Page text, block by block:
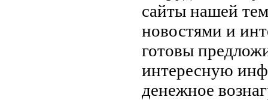
сайты нашей
новостями и
готовы
интересную
денежное